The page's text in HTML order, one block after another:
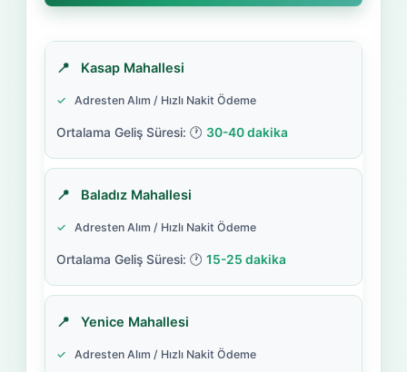
Kasap Mahallesi
Adresten Alım / Hızlı Nakit Ödeme
30-40 dakika
Baladız Mahallesi
Adresten Alım / Hızlı Nakit Ödeme
15-25 dakika
Yenice Mahallesi
Adresten Alım / Hızlı Nakit Ödeme